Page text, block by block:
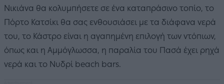
Νικιάνα θα κολυμπήσετε σε ένα καταπράσινο τοπίο, το
Πόρτο Κατσίκι θα σας ενθουσιάσει με τα διάφανα νερά
του, το Κάστρο είναι η αγαπημένη επιλογή των ντόπιων,
όπως και η Αμμόγλωσσα, η παραλία του Πασά έχει ρηχά
νερά και το Νυδρί beach bars.